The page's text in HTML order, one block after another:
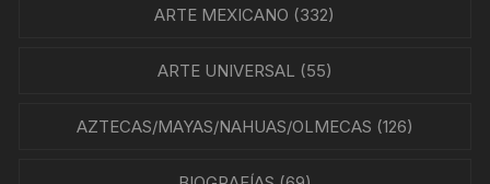
ARTE MEXICANO (332)
ARTE UNIVERSAL (55)
AZTECAS/MAYAS/NAHUAS/OLMECAS (126)